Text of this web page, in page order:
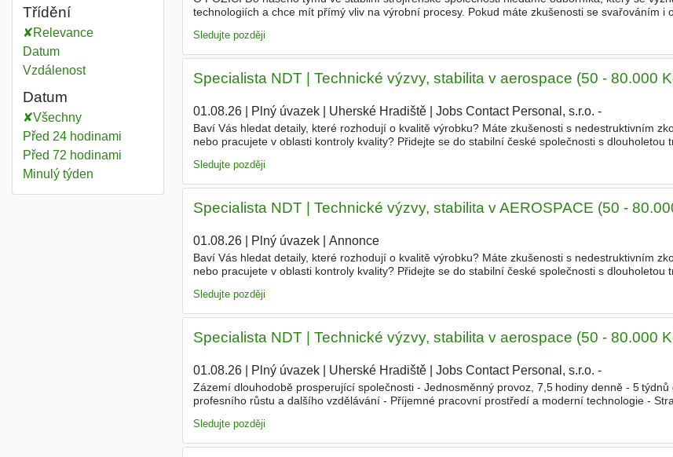
Třídění
Relevance
Datum
Vzdálenost
Datum
Všechny
Před 24 hodinami
Před 72 hodinami
Minulý týden
technologiích a chce mít přímý vliv na výrobní procesy. Pokud máte zkušenosti se svařováním i
Sledujte později
Specialista NDT | Technické výzvy, stabilita v aerospace (50 - 80.000
01.08.26| Plný úvazek| Uherské Hradiště| Jobs Contact Personal, s.r.o. -|
Baví Vás hledat detaily, které rozhodují o kvalitě výrobku? Máte zkušenosti s nedestruktivním
nebo pracujete v oblasti kontroly kvality? Přidejte se do stabilní české společnosti s dlouholetou
Sledujte později
Specialista NDT | Technické výzvy, stabilita v AEROSPACE (50 -
01.08.26| Plný úvazek| Annonce
Baví Vás hledat detaily, které rozhodují o kvalitě výrobku? Máte zkušenosti s nedestruktivním
nebo pracujete v oblasti kontroly kvality? Přidejte se do stabilní české společnosti s dlouholetou
Sledujte později
Specialista NDT | Technické výzvy, stabilita v aerospace (50 - 80.000
01.08.26| Plný úvazek| Uherské Hradiště| Jobs Contact Personal, s.r.o. -
Zázemí dlouhodobě prosperující společnosti - Jednosměnný provoz, 7,5 hodiny denně - 5
profesního růstu a dalšího vzdělávání - Příjemné pracovní prostředí a moderní technologie -
Sledujte později